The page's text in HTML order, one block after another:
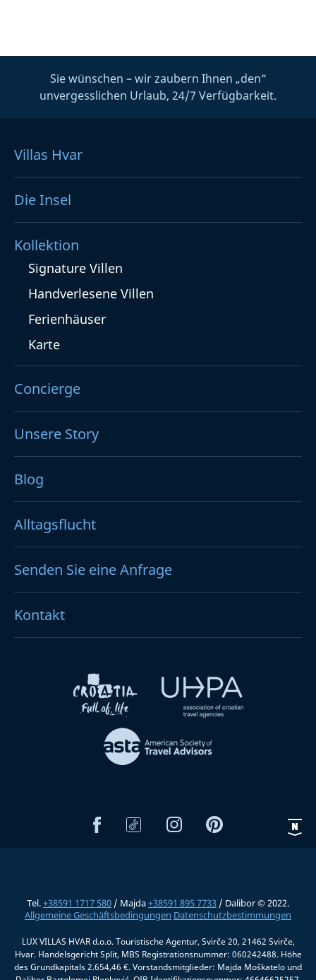
Sie wünschen – wir zaubern Ihnen „den“
unvergesslichen Urlaub, 24/7 Verfügbarkeit.
Villas Hvar
Die Insel
Kollektion
Signature Villen
Handverlesene Villen
Ferienhäuser
Karte
Concierge
Unsere Story
Blog
Alltagsflucht
Senden Sie eine Anfrage
Kontakt
Tel.+38591 1717 580 / Majda+38591 895 7733 / Dalibor © 2022.
Allgemeine Geschäftsbedingungen Datenschutzbestimmungen
LUX VILLAS HVAR d.o.o. Touristische Agentur, Svirče 20, 21462 Svirče,
Hvar. Handelsgericht Split, MBS Registrationsnummer: 060242488. Höhe
des Grundkapitals 2.654,46 €. Vorstandsmitglieder: Majda Moškatelo und